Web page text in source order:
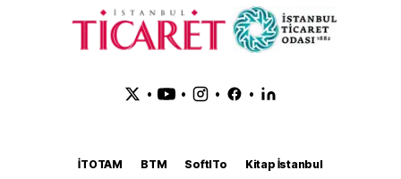
• • • •
İTOTAM BTM SoftITo
Kitap İstanbul